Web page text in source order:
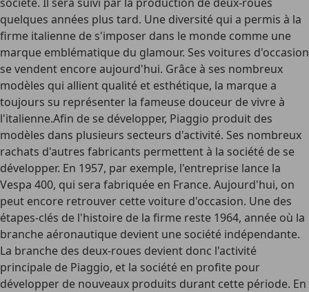
quelques années plus tard. Une diversité qui a permis à la
firme italienne de s'imposer dans le monde comme une
marque emblématique du glamour. Ses voitures d'occasion
se vendent encore aujourd'hui. Grâce à ses nombreux
modèles qui allient qualité et esthétique, la marque a
toujours su représenter la fameuse douceur de vivre à
l'italienne.Afin de se développer, Piaggio produit des
modèles dans plusieurs secteurs d'activité. Ses nombreux
rachats d'autres fabricants permettent à la société de se
développer. En 1957, par exemple, l'entreprise lance la
Vespa 400, qui sera fabriquée en France. Aujourd'hui, on
peut encore retrouver cette voiture d'occasion. Une des
étapes-clés de l'histoire de la firme reste 1964, année où la
branche aéronautique devient une société indépendante.
La branche des deux-roues devient donc l'activité
principale de Piaggio, et la société en profite pour
développer de nouveaux produits durant cette période. En